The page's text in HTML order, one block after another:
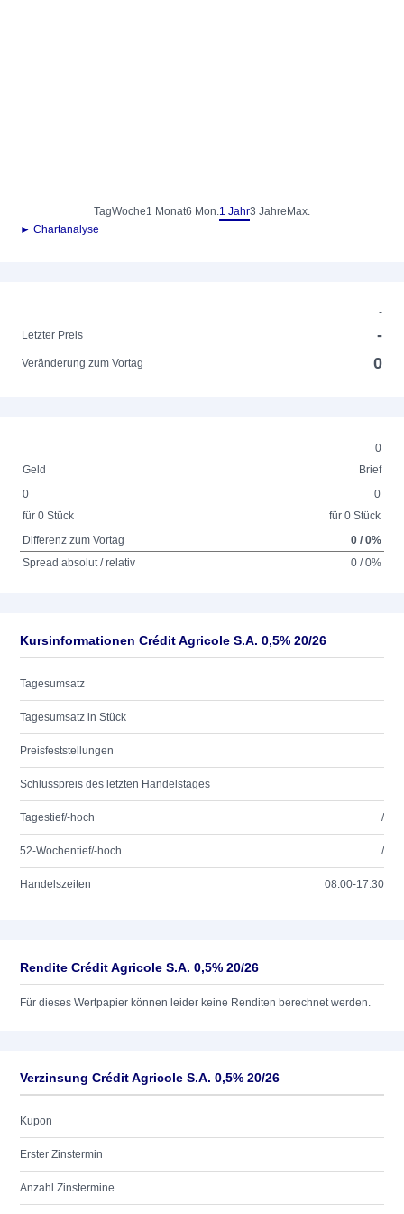
TagWoche1 Monat6 Mon.1 Jahr3 Jahre Max.
► Chartanalyse
-
Letzter Preis
-
Veränderung zum Vortag 0
0
Geld
Brief
0
für 0 Stück
0
für 0 Stück
Differenz zum Vortag
0 / 0%
Spread absolut / relativ
0 / 0%
Kursinformationen Crédit Agricole S.A. 0,5% 20/26
Tagesumsatz
Tagesumsatz in Stück
Preisfeststellungen
Schlusspreis des letzten Handelstages
Tagestief/-hoch /
52-Wochentief/-hoch /
Handelszeiten 08:00-17:30
Rendite Crédit Agricole S.A. 0,5% 20/26
Für dieses Wertpapier können leider keine Renditen berechnet werden.
Verzinsung Crédit Agricole S.A. 0,5% 20/26
Kupon
Erster Zinstermin
Anzahl Zinstermine